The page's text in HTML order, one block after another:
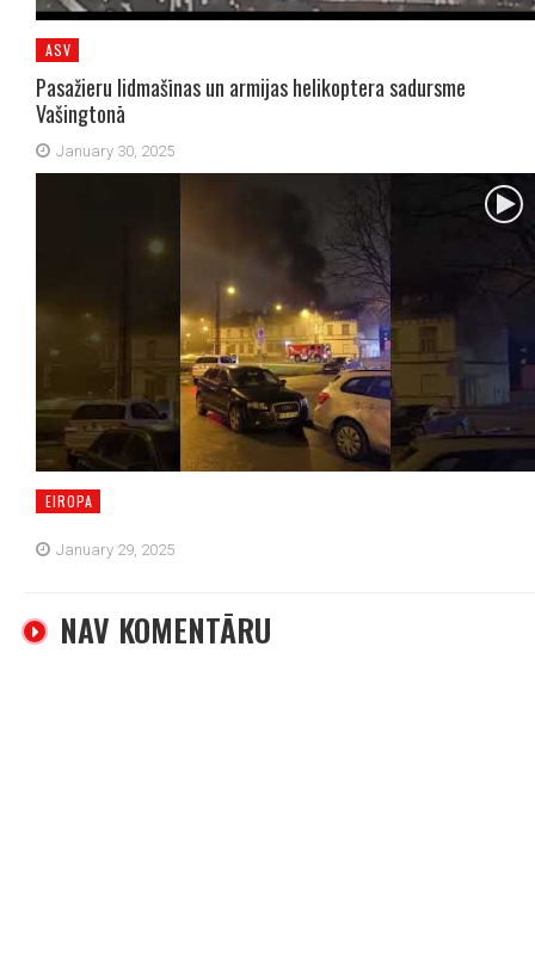
ASV
Pasažieru lidmašīnas un armijas helikoptera sadursme
Vašingtonā
January 30, 2025
EIROPA
January 29, 2025
NAV KOMENTĀRU